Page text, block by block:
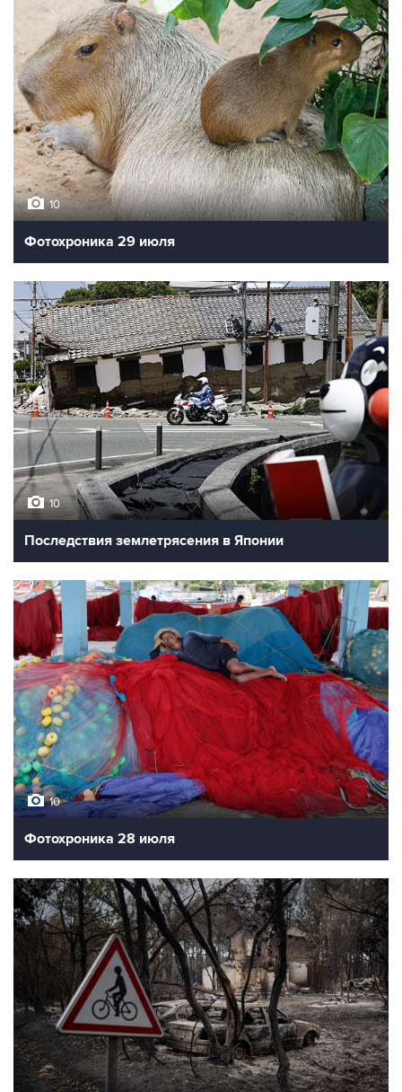
10
Фотохроника 29 июля
10
Последствия землетрясения в Японии
10
Фотохроника 28 июля